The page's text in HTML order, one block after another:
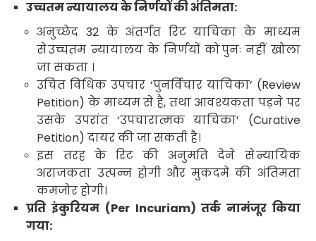
उच्चतम न्यायालय के निर्णयों की अंतिमता:
अनुच्छेद 32 के अंतर्गत रिट याचिका के माध्यम
सेउच्चतम न्यायालय के निर्णयों कोपुनः नहीं खोला
जा सकता ।
उचित विधिक उपचार ‘पुनर्विचार याचिका’ (Review
Petition)के माध्यम से है, तथा आवश्यकता पड़ने पर
उसके उपरांत ‘उपचारात्मक याचिका’ (Curative
Petition)दायर की जा सकती है।
इस तरह के रिट की अनुमति देने सेन्यायिक
अराजकता उत्पन्न होगी और मुकदमे की अंतिमता
कमजोर होगी।
प्रति इंकुरियम (Per Incuriam) तर्क नामंजूर किया
गया: